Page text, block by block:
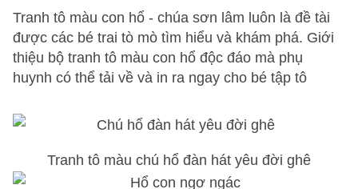
Tranh tô màu con hổ - chúa sơn lâm luôn là đề tài
được các bé trai tò mò tìm hiểu và khám phá. Giới
thiệu bộ tranh tô màu con hổ độc đáo mà phụ
huynh có thể tải về và in ra ngay cho bé tập tô
Tranh tô màu chú hổ đàn hát yêu đời ghê